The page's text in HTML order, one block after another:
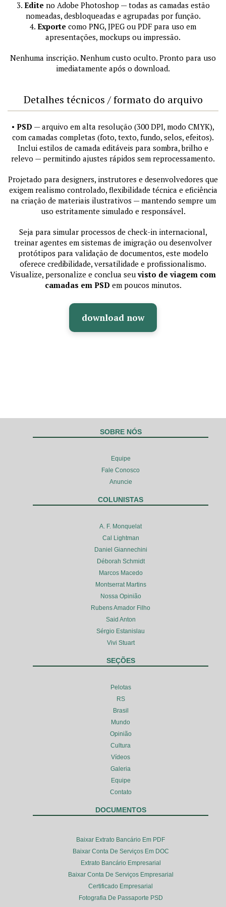
3. Edite no Adobe Photoshop — todas as camadas estão
nomeadas, desbloqueadas e agrupadas por função.
4. Exporte como PNG, JPEG ou PDF para uso em
apresentações, mockups ou impressão.
Nenhuma inscrição. Nenhum custo oculto. Pronto para uso
imediatamente após o download.
Detalhes técnicos / formato do arquivo
• PSD — arquivo em alta resolução (300 DPI, modo CMYK),
com camadas completas (foto, texto, fundo, selos, efeitos).
Inclui estilos de camada editáveis para sombra, brilho e
relevo — permitindo ajustes rápidos sem reprocessamento.
Projetado para designers, instrutores e desenvolvedores que
exigem realismo controlado, flexibilidade técnica e eficiência
na criação de materiais ilustrativos — mantendo sempre um
uso estritamente simulado e responsável.
Seja para simular processos de check-in internacional,
treinar agentes em sistemas de imigração ou desenvolver
protótipos para validação de documentos, este modelo
oferece credibilidade, versatilidade e profissionalismo.
Visualize, personalize e conclua seuvisto de viagem com
camadas em PSD em poucos minutos.
download now
SOBRE NÓS
Equipe
Fale Conosco
Anuncie
COLUNISTAS
A. F. Monquelat
Cal Lightman
Daniel Giannechini
Déborah Schmidt
Marcos Macedo
Montserrat Martins
Nossa Opinião
Rubens Amador Filho
Said Anton
Sérgio Estanislau
Vivi Stuart
SEÇÕES
Pelotas
RS
Brasil
Mundo
Opinião
Cultura
Vídeos
Galeria
Equipe
Contato
DOCUMENTOS
Baixar Extrato Bancário Em PDF
Baixar Conta De Serviços Em DOC
Extrato Bancário Empresarial
Baixar Conta De Serviços Empresarial
Certificado Empresarial
Fotografia De Passaporte PSD